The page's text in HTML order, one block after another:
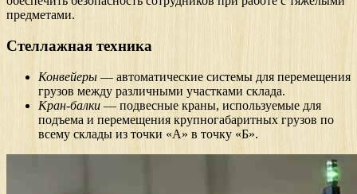
предметами.
Стеллажная техника
Конвейеры— автоматические системы для перемещения
грузов между различными участками склада.
Кран-балки — подвесные краны, используемые для
подъема и перемещения крупногабаритных грузов по
всему склады из точки «А» в точку «Б».